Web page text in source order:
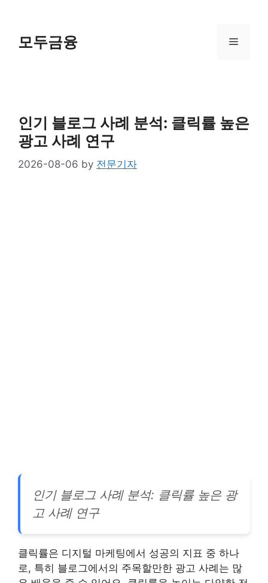
content모두금융 Menu
인기 블로그 사례 분석: 클릭률 높은
광고 사례 연구
2026-08-06 by 전문기자
인기 블로그 사례 분석: 클릭률 높은 광
고 사례 연구
클릭률은 디지털 마케팅에서 성공의 지표 중 하나
로, 특히 블로그에서의 주목할만한 광고 사례는 많